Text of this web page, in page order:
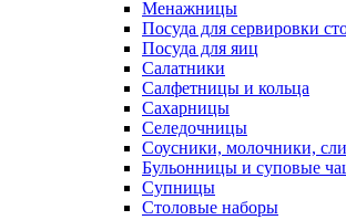
Менажницы
Посуда для сервировки
Посуда для яиц
Салатники
Салфетницы и кольца
Сахарницы
Селедочницы
Соусники, молочники,
Бульонницы и суповые
Супницы
Столовые наборы